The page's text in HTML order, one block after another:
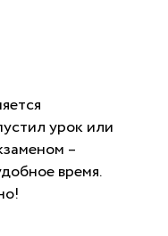
урок или
–
время.